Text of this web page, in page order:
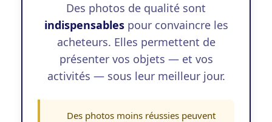
Des photos de qualité sont
indispensablespour convaincre les
acheteurs. Elles permettent de
présenter vos objets — et vos
activités — sous leur meilleur jour.
Des photos moins réussies peuvent